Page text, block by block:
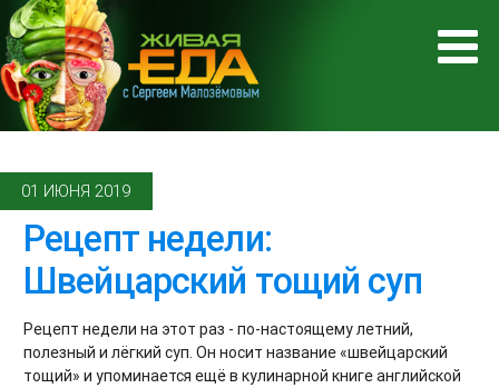
01 ИЮНЯ 2019
Рецепт недели:
Швейцарский тощий суп
Рецепт недели на этот раз - по-настоящему летний,
полезный и лёгкий суп. Он носит название «швейцарский
тощий» и упоминается ещё в кулинарной книге английской